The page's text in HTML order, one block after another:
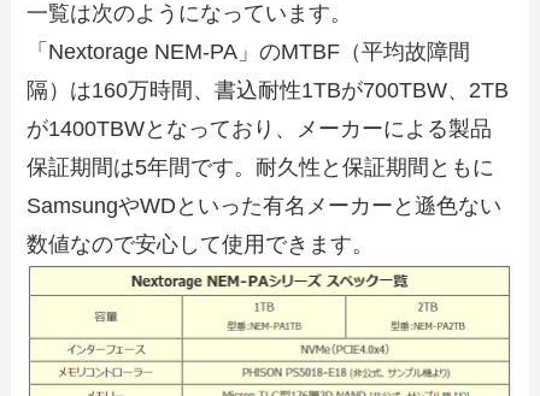
一覧は次のようになっています。
「Nextorage NEM-PA」のMTBF（平均故障間
隔）は160万時間、書込耐性1TBが700TBW、2TB
が1400TBWとなっており、メーカーによる製品
保証期間は5年間です。耐久性と保証期間ともに
SamsungやWDといった有名メーカーと遜色ない
数値なので安心して使用できます。